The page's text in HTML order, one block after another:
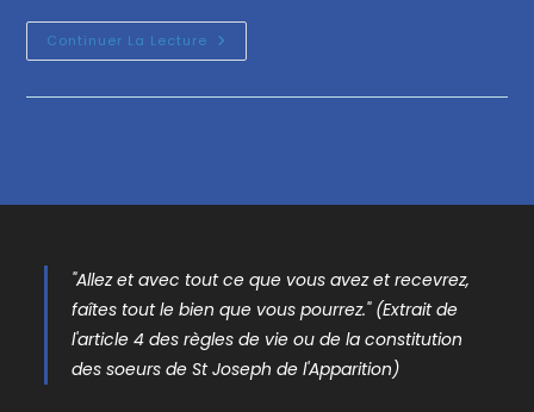
Continuer La Lecture
"Allez et avec tout ce que vous avez et recevrez,
faîtes tout le bien que vous pourrez." (Extrait de
l'article 4 des règles de vie ou de la constitution
des soeurs de St Joseph de l'Apparition)